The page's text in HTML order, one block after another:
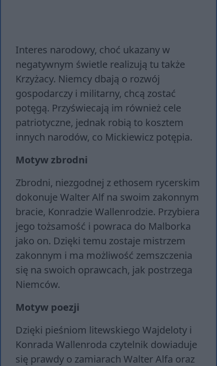
Interes narodowy, choć ukazany w
negatywnym świetle realizują tu także
Krzyżacy. Niemcy dbają o rozwój
gospodarczy i militarny, chcą zostać
potęgą. Przyświecają im również cele
patriotyczne, jednak robią to kosztem
innych narodów, co Mickiewicz potępia.
Motyw zbrodni
Zbrodni, niezgodnej z ethosem rycerskim
dokonuje Walter Alf na swoim zakonnym
bracie, Konradzie Wallenrodzie. Przybiera
jego tożsamość i powraca do Malborka
jako on. Dzięki temu zostaje mistrzem
zakonnym i ma możliwość zemszczenia
się na swoich oprawcach, jak postrzega
Niemców.
Motyw poezji
Dzięki pieśniom litewskiego Wajdeloty i
Konrada Wallenroda czytelnik dowiaduje
się prawdy o zamiarach Walter Alfa oraz